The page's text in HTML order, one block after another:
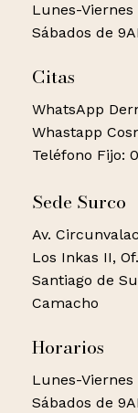
Lunes-Viernes
Sábados de
Citas
WhatsApp
Whastapp
Teléfono Fijo:
Sede Surco
Av.
Los Inkas II,
Santiago de
Camacho
Horarios
Lunes-Viernes
Sábados de